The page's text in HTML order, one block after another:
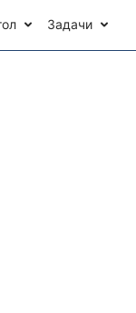
Задачи